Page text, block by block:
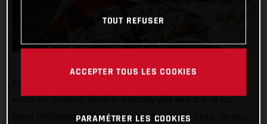
match for GASGAS, which is precisely why he’s one of our
brand ambassadors! Easy going, unassumingly funny, he also
TOUT REFUSER
ACCEPTER TOUS LES COOKIES
PARAMÉTRER LES COOKIES